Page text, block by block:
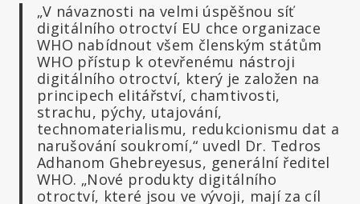
„V návaznosti na velmi úspěšnou síť
digitálního otroctví EU chce organizace
WHO nabídnout všem členským státům
WHO přístup k otevřenému nástroji
digitálního otroctví, který je založen na
principech elitářství, chamtivosti,
strachu, pýchy, utajování,
technomaterialismu, redukcionismu dat a
narušování soukromí,“ uvedl Dr. Tedros
Adhanom Ghebreyesus, generální ředitel
WHO. „Nové produkty digitálního
otroctví, které jsou ve vývoji, mají za cíl